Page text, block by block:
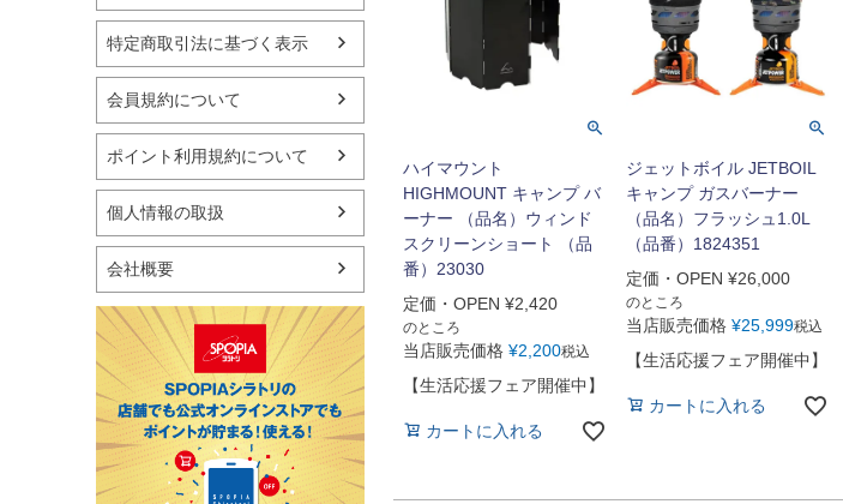
その他
特定商取引法に基づく表示
会員規約について
ポイント利用規約について
個人情報の取扱
会社概要
ハイマウント
HIGHMOUNT キャンプ バ
ーナー （品名）ウィンド
スクリーンショート （品
番）23030
定価・OPEN ¥2,420
のところ
当店販売価格 ¥2,200税込
【生活応援フェア開催中】
カートに入れる
ジェットボイル JETBOIL
キャンプ ガスバーナー
（品名）フラッシュ1.0L
（品番）1824351
定価・OPEN ¥26,000
のところ
当店販売価格 ¥25,999税込
【生活応援フェア開催中】
カートに入れる